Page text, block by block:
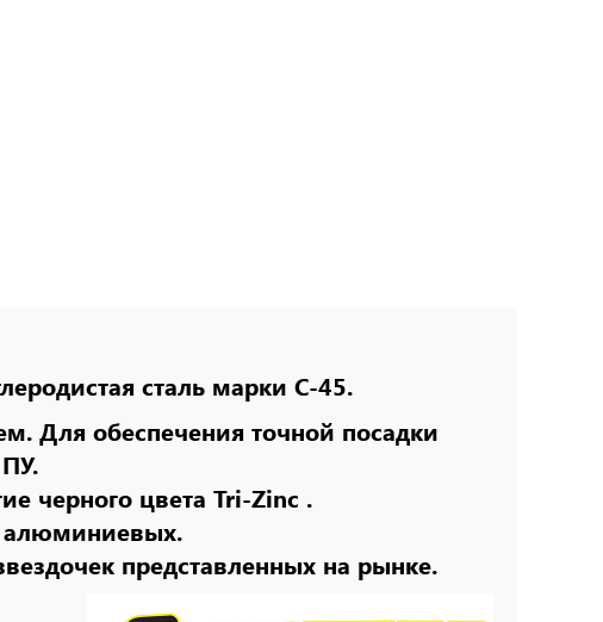
сталь марки C-45.
. Для обеспечения точной посадки
черного цвета Tri-Zinc .
алюминиевых.
представленных на рынке.